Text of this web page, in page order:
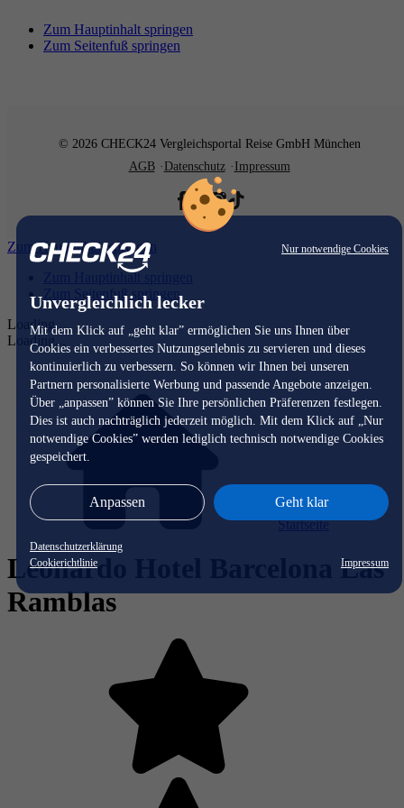
Nur notwendige Cookies
Unvergleichlich lecker
Mit dem Klick auf „geht klar” ermöglichen Sie uns Ihnen über
Cookies ein verbessertes Nutzungserlebnis zu servieren und dieses
kontinuierlich zu verbessern. So können wir Ihnen bei unseren
Partnern personalisierte Werbung und passende Angebote anzeigen.
Über „anpassen” können Sie Ihre persönlichen Präferenzen festlegen.
Dies ist auch nachträglich jederzeit möglich. Mit dem Klick auf „Nur
notwendige Cookies” werden lediglich technisch notwendige Cookies
gespeichert.
Anpassen Geht klar
Datenschutzerklärung
Cookierichtlinie
Impressum
Zum Hauptinhalt springen
Zum Seitenfuß springen
© 2026 CHECK24 Vergleichsportal Reise GmbH München
AGB
Datenschutz Impressum
Zum Hauptinhalt springen
Zum Hauptinhalt springen
Zum Seitenfuß springen
Loading...
Loading...
Startseite
Leonardo Hotel Barcelona Las
Ramblas